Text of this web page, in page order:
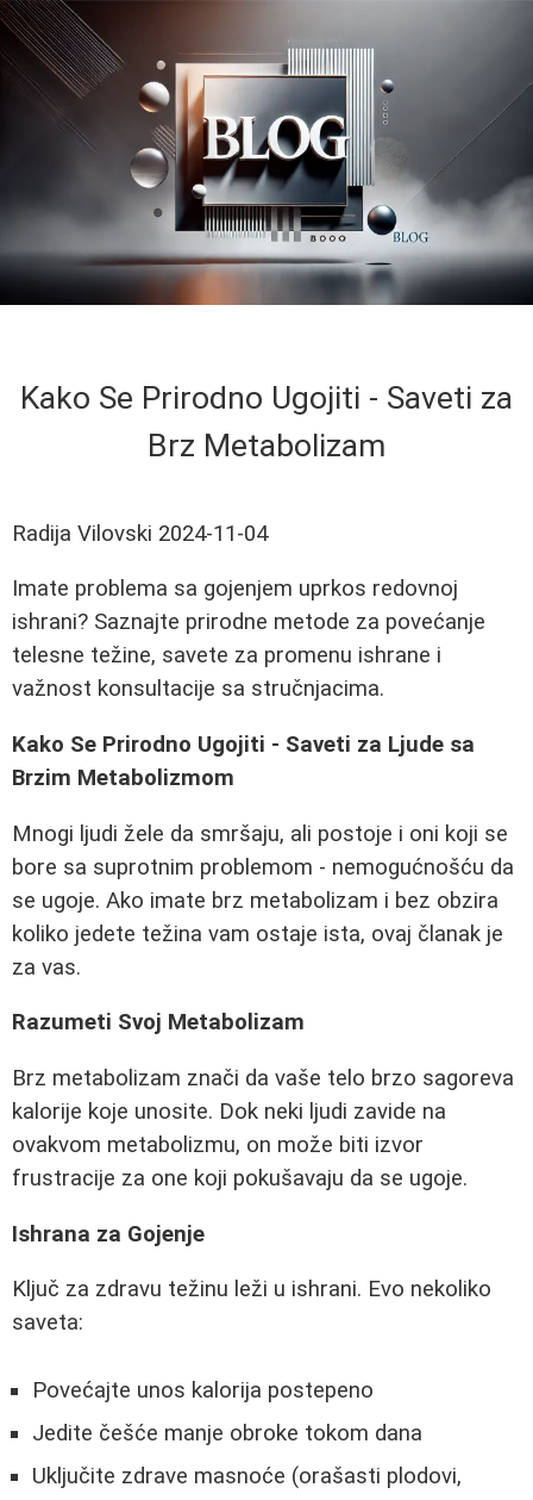
Kako Se Prirodno Ugojiti - Saveti za
Brz Metabolizam
Radija Vilovski 2024-11-04
Imate problema sa gojenjem uprkos redovnoj
ishrani? Saznajte prirodne metode za povećanje
telesne težine, savete za promenu ishrane i
važnost konsultacije sa stručnjacima.
Kako Se Prirodno Ugojiti - Saveti za Ljude sa
Brzim Metabolizmom
Mnogi ljudi žele da smršaju, ali postoje i oni koji se
bore sa suprotnim problemom - nemogućnošću da
se ugoje. Ako imate brz metabolizam i bez obzira
koliko jedete težina vam ostaje ista, ovaj članak je
za vas.
Razumeti Svoj Metabolizam
Brz metabolizam znači da vaše telo brzo sagoreva
kalorije koje unosite. Dok neki ljudi zavide na
ovakvom metabolizmu, on može biti izvor
frustracije za one koji pokušavaju da se ugoje.
Ishrana za Gojenje
Ključ za zdravu težinu leži u ishrani. Evo nekoliko
saveta:
Povećajte unos kalorija postepeno
Jedite češće manje obroke tokom dana
Uključite zdrave masnoće (orašasti plodovi,